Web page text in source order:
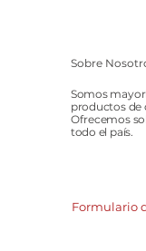
Sobre
Somos
productos de
Ofrecemos
todo el país.
Formulario